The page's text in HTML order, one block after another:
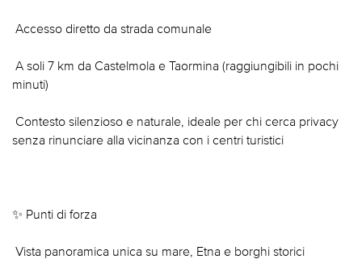
 Accesso diretto da strada comunale
 A soli 7 km da Castelmola e Taormina (raggiungibili in pochi
minuti)
 Contesto silenzioso e naturale, ideale per chi cerca privacy
senza rinunciare alla vicinanza con i centri turistici
✨ Punti di forza
 Vista panoramica unica su mare, Etna e borghi storici